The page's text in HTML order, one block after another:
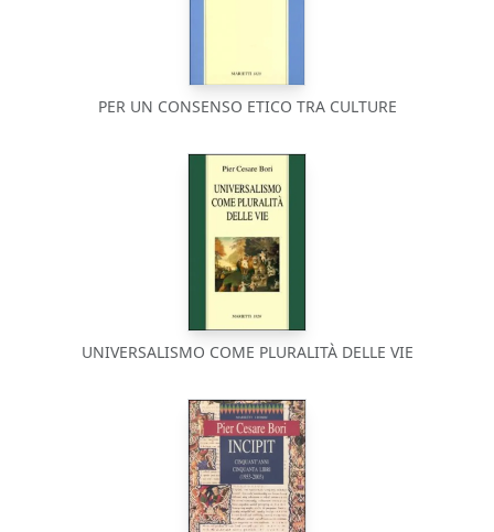
PER UN CONSENSO ETICO TRA CULTURE
UNIVERSALISMO COME PLURALITÀ DELLE VIE